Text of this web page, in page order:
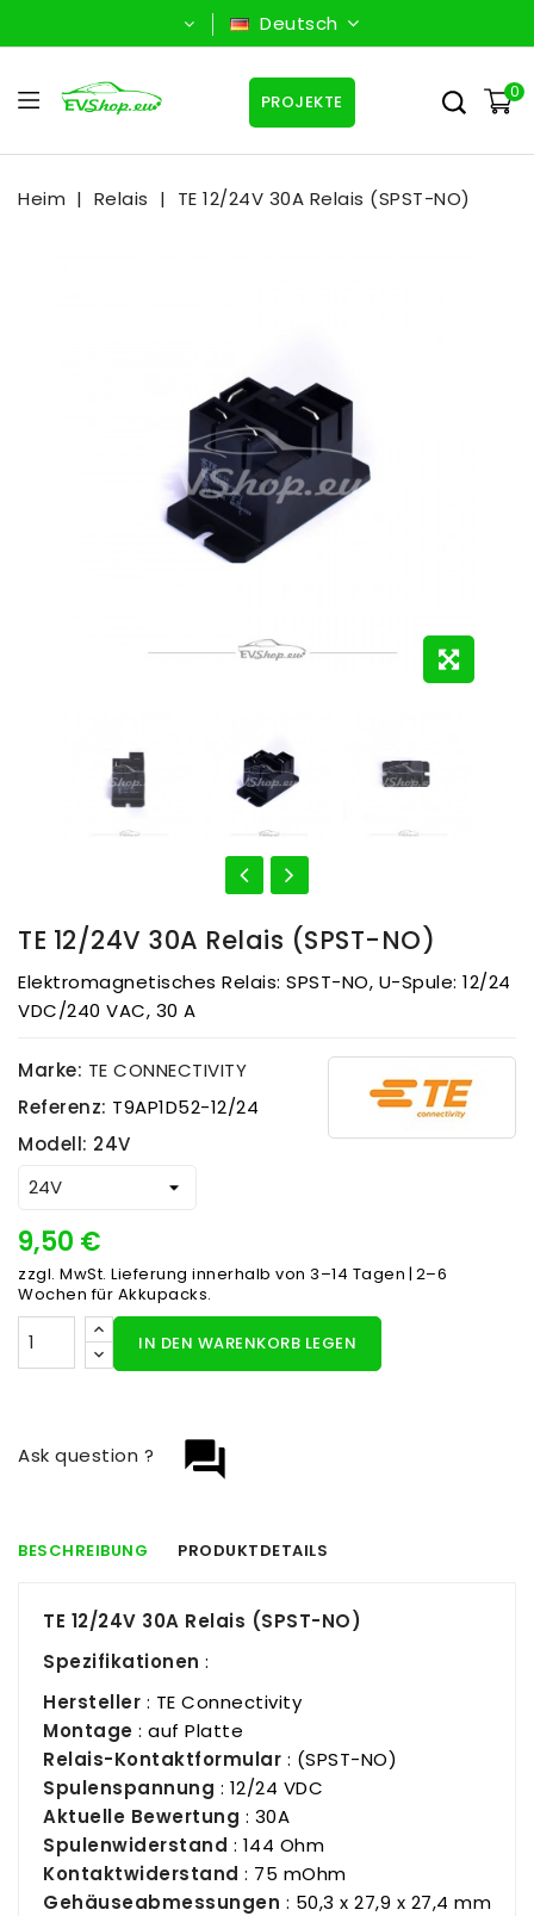
Deutsch
0
PROJEKTE
Heim Relais TE 12/24V 30A Relais (SPST-NO)
TE 12/24V 30A Relais (SPST-NO)
Elektromagnetisches Relais: SPST-NO, U-Spule: 12/24
VDC/240 VAC, 30 A
Marke: TE CONNECTIVITY
Referenz: T9AP1D52-12/24
Modell: 24V
9,50 €
zzgl. MwSt. Lieferung innerhalb von 3–14 Tagen | 2–6
Wochen für Akkupacks.
IN DEN WARENKORB LEGEN
question_answer
Ask question ?
BESCHREIBUNG PRODUKTDETAILS
TE 12/24V 30A Relais (SPST-NO)
Spezifikationen :
Hersteller : TE Connectivity
Montage : auf Platte
Relais-Kontaktformular : (SPST-NO)
Spulenspannung : 12/24 VDC
Aktuelle Bewertung : 30A
Spulenwiderstand : 144 Ohm
Kontaktwiderstand : 75 mOhm
Gehäuseabmessungen : 50,3 x 27,9 x 27,4 mm